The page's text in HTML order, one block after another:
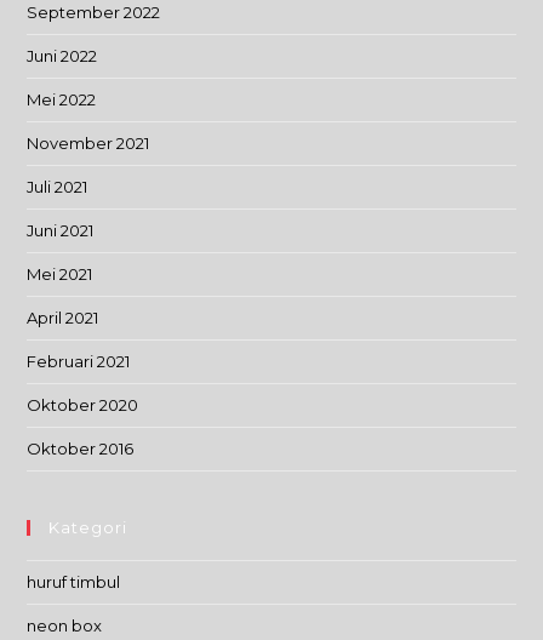
September 2022
Juni 2022
Mei 2022
November 2021
Juli 2021
Juni 2021
Mei 2021
April 2021
Februari 2021
Oktober 2020
Oktober 2016
Kategori
huruf timbul
neon box